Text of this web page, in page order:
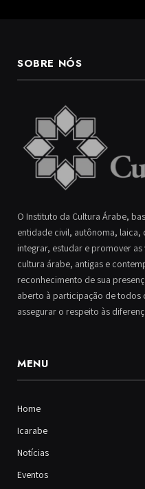
SOBRE NÓS
O Instituto da Cultura Árabe,
entidade civil, autônoma, laica,
integrar, estudar e promover
cultura árabe, antigas e
reconhecimento de sua
aberto à participação de todos
assegurar o respeito às
MENU
Home
Icarabe
Notícias
Eventos